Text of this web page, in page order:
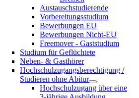
Austauschstudierende
Vorbereitungsstudium
Bewerbungen EU
Bewerbungen Nicht-EU
Freemover - Gaststudium
Studium für Geflüchtete
Neben- & Gasthörer
Hochschulzugangsberechtigung /
Studieren ohne Abitur
Hochschulzugang über eine